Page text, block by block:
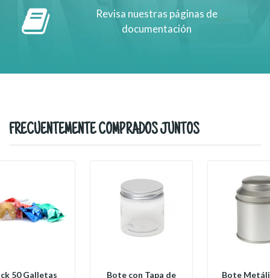
Revisa nuestras páginas de
documentación
FRECUENTEMENTE COMPRADOS JUNTOS
50 Galletas
Bote con Tapa de
Bote